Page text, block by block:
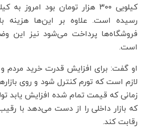
رسیده است. علاوه بر این‌ها هزینه
فروشگاه‌ها پرداخت می‌شود نیز این
است.
او گفت: برای افزایش قدرت خرید مردم و
لازم است که تورم کنترل شود و روی
زمانی که قیمت تمام شده افزایش یابد
که بازار داخلی را از دست می‌دهد با
رقابت کند.